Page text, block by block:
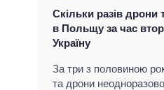
Скільки разів дрони
в Польщу за час
Україну
За три з половиною
та дрони